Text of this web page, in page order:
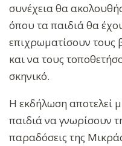
συνέχεια θα
όπου τα παιδιά θα
επιχρωματίσουν τους
και να τους
σκηνικό.
Η εκδήλωση αποτελεί
παιδιά να γνωρίσουν
παραδόσεις της